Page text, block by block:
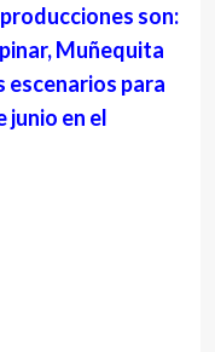
son:
Muñequita
escenarios para
junio en el